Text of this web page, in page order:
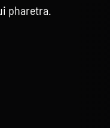
pharetra.